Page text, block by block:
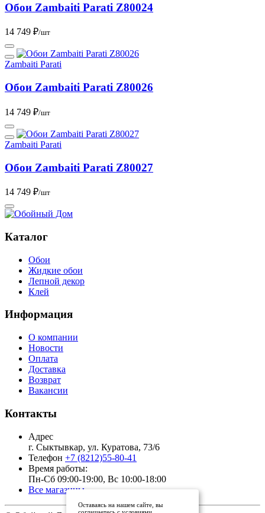
Обои Zambaiti Parati Z80024
14 749 ₽/шт
Zambaiti Parati
Обои Zambaiti Parati Z80026
14 749 ₽/шт
Zambaiti Parati
Обои Zambaiti Parati Z80027
14 749 ₽/шт
Каталог
Обои
Жидкие обои
Лепной декор
Клей
Информация
О компании
Новости
Оплата
Доставка
Возврат
Вакансии
Контакты
Адрес
г. Сыктывкар, ул. Куратова, 73/6
Телефон +7 (8212)55-80-41
Время работы:
Пн-Сб 09:00-19:00, Вс 10:00-18:00
Все магазины
Оставаясь на нашем сайте, вы